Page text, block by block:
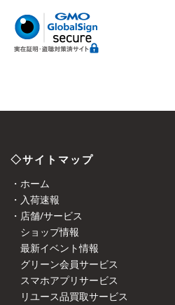
◇サイトマップ
・ホーム
・入荷速報
・店舗/サービス
ショップ情報
最新イベント情報
グリーン会員サービス
スマホアプリサービス
リユース品買取サービス